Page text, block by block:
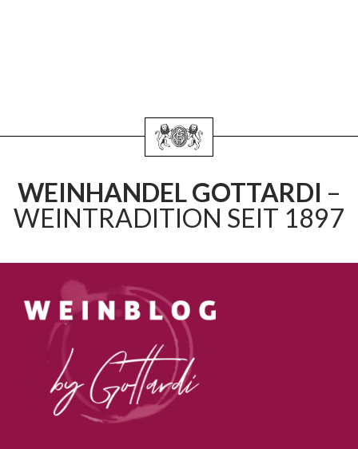
WEINHANDEL GOTTARDI –
WEINTRADITION SEIT 1897